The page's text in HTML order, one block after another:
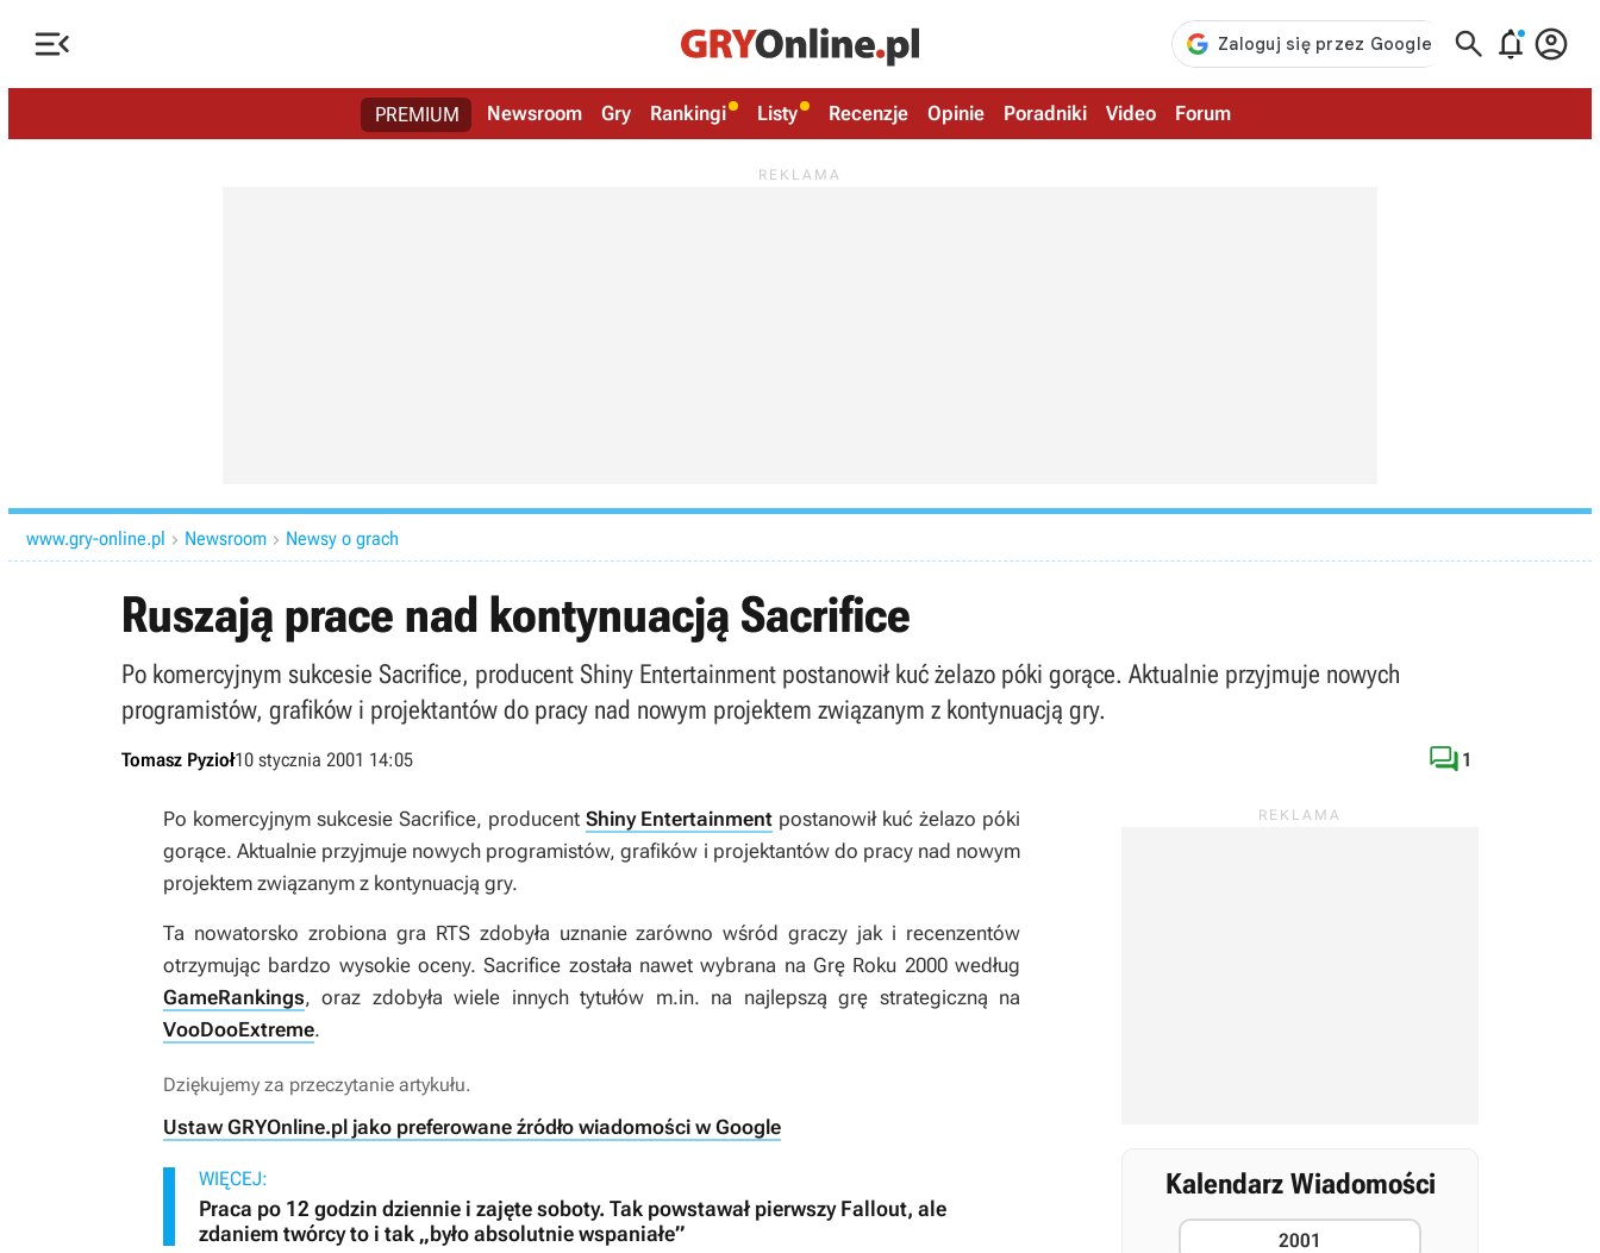
   
PREMIUM Newsroom Gry Rankingi Listy Recenzje Opinie Poradniki Video Forum
www.gry-online.pl  Newsroom  Newsy o grach
Ruszają prace nad kontynuacją Sacrifice
Po komercyjnym sukcesie Sacrifice, producent Shiny Entertainment postanowił kuć żelazo póki gorące. Aktualnie przyjmuje nowych
programistów, grafików i projektantów do pracy nad nowym projektem związanym z kontynuacją gry.
Tomasz Pyzioł10 stycznia 2001 14:05  1
Po komercyjnym sukcesie Sacrifice, producent Shiny Entertainment postanowił kuć żelazo póki
gorące. Aktualnie przyjmuje nowych programistów, grafików i projektantów do pracy nad nowym
projektem związanym z kontynuacją gry.
Ta nowatorsko zrobiona gra RTS zdobyła uznanie zarówno wśród graczy jak i recenzentów
otrzymując bardzo wysokie oceny. Sacrifice została nawet wybrana na Grę Roku 2000 według
GameRankings, oraz zdobyła wiele innych tytułów m.in. na najlepszą grę strategiczną na
VooDooExtreme.
Dziękujemy za przeczytanie artykułu.
Ustaw GRYOnline.pl jako preferowane źródło wiadomości w Google
WIĘCEJ:
Praca po 12 godzin dziennie i zajęte soboty. Tak powstawał pierwszy Fallout, ale
zdaniem twórcy to i tak „było absolutnie wspaniałe”
Kalendarz Wiadomości
2001